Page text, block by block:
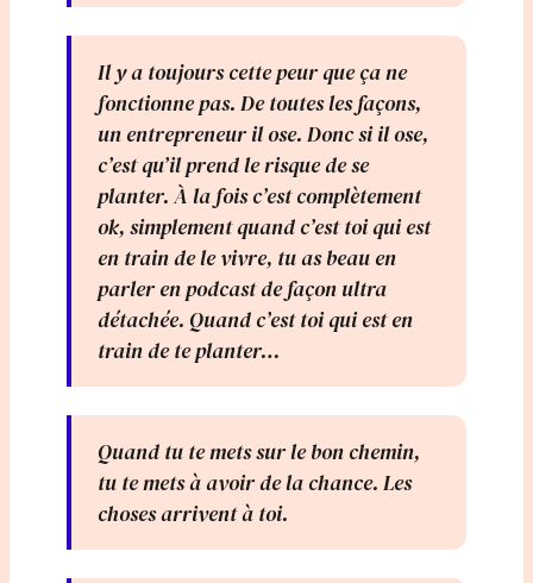
Il y a toujours cette peur que ça ne
fonctionne pas. De toutes les façons,
un entrepreneur il ose. Donc si il ose,
c’est qu’il prend le risque de se
planter. À la fois c’est complètement
ok, simplement quand c’est toi qui est
en train de le vivre, tu as beau en
parler en podcast de façon ultra
détachée. Quand c’est toi qui est en
train de te planter…
Quand tu te mets sur le bon chemin,
tu te mets à avoir de la chance. Les
choses arrivent à toi.